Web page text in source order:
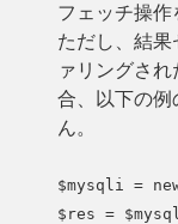
フェッチ操作
ただし、結
ァリングさ
合、以下の
ん。
$mysqli =
$res =